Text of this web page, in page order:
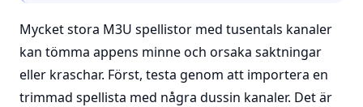
Mycket stora M3U spellistor med tusentals kanaler
kan tömma appens minne och orsaka saktningar
eller kraschar. Först, testa genom att importera en
trimmad spellista med några dussin kanaler. Det är